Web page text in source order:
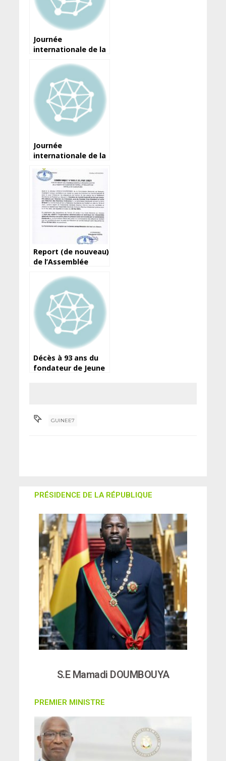
Journée
internationale de la
Voici la déclaration
du ministre de
l’Information et de
la Communication
Journée
internationale de la
Les demi-vérités
d’Amara Somparé…
Report (de nouveau)
de l’Assemblée
Féguifoot
Décès à 93 ans du
fondateur de Jeune
GUINEE7
PRÉSIDENCE DE LA RÉPUBLIQUE
S.E Mamadi DOUMBOUYA
PREMIER MINISTRE